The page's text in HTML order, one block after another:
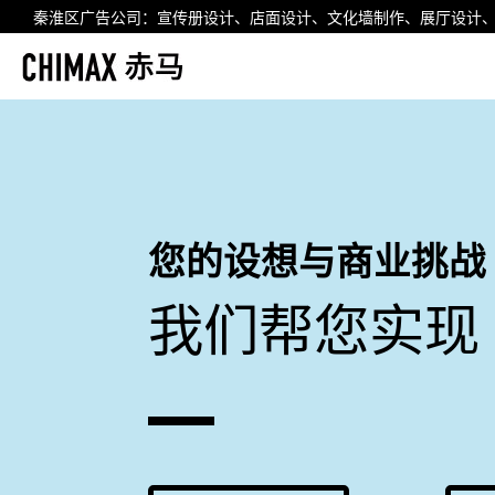
秦淮区广告公司： 宣传册设计、店面设计、文化墙制作、展厅设计
您的设想与商业挑战
我们帮您实现